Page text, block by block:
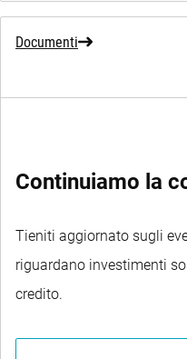
Documenti
Continuiamo la
Tieniti aggiornato sugli
riguardano investimenti
credito.